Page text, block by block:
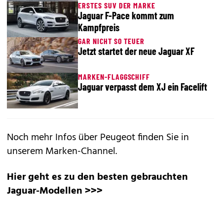
ERSTES SUV DER MARKE
Jaguar F-Pace kommt zum
Kampfpreis
GAR NICHT SO TEUER
Jetzt startet der neue Jaguar XF
MARKEN-FLAGGSCHIFF
Jaguar verpasst dem XJ ein Facelift
Noch mehr Infos über Peugeot finden Sie in
unserem Marken-Channel.
Hier geht es zu den besten gebrauchten
Jaguar-Modellen >>>